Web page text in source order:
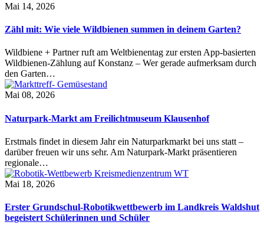
Mai 14, 2026
Zähl mit: Wie viele Wildbienen summen in deinem Garten?
Wildbiene + Partner ruft am Weltbienentag zur ersten App-basierten
Wildbienen-Zählung auf Konstanz – Wer gerade aufmerksam durch
den Garten…
Mai 08, 2026
Naturpark-Markt am Freilichtmuseum Klausenhof
Erstmals findet in diesem Jahr ein Naturparkmarkt bei uns statt –
darüber freuen wir uns sehr. Am Naturpark-Markt präsentieren
regionale…
Mai 18, 2026
Erster Grundschul-Robotikwettbewerb im Landkreis Waldshut
begeistert Schülerinnen und Schüler